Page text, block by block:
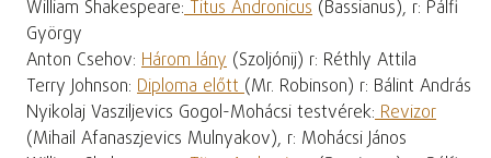
William Shakespeare:Titus Andronicus (Bassianus), r: Pálfi
György
Anton Csehov: Három lány (Szoljónij) r: Réthly Attila
Terry Johnson: Diploma előtt(Mr. Robinson) r: Bálint András
Nyikolaj Vasziljevics Gogol-Mohácsi testvérek:Revizor
(Mihail Afanaszjevics Mulnyakov), r: Mohácsi János